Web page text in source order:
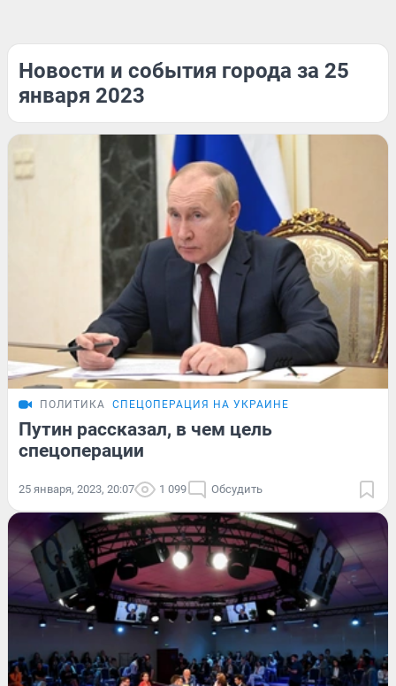
Новости и события города за 25
января 2023
ПОЛИТИКА СПЕЦОПЕРАЦИЯ НА УКРАИНЕ
Путин рассказал, в чем цель
спецоперации
25 января, 2023, 20:07 1 099 Обсудить